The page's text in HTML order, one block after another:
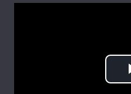
Контакти